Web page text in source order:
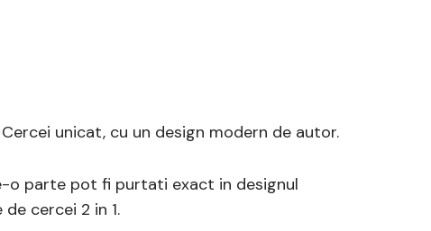
unicat, cu un design modern de autor.
o parte pot fi purtati exact in designul
cercei 2 in 1.